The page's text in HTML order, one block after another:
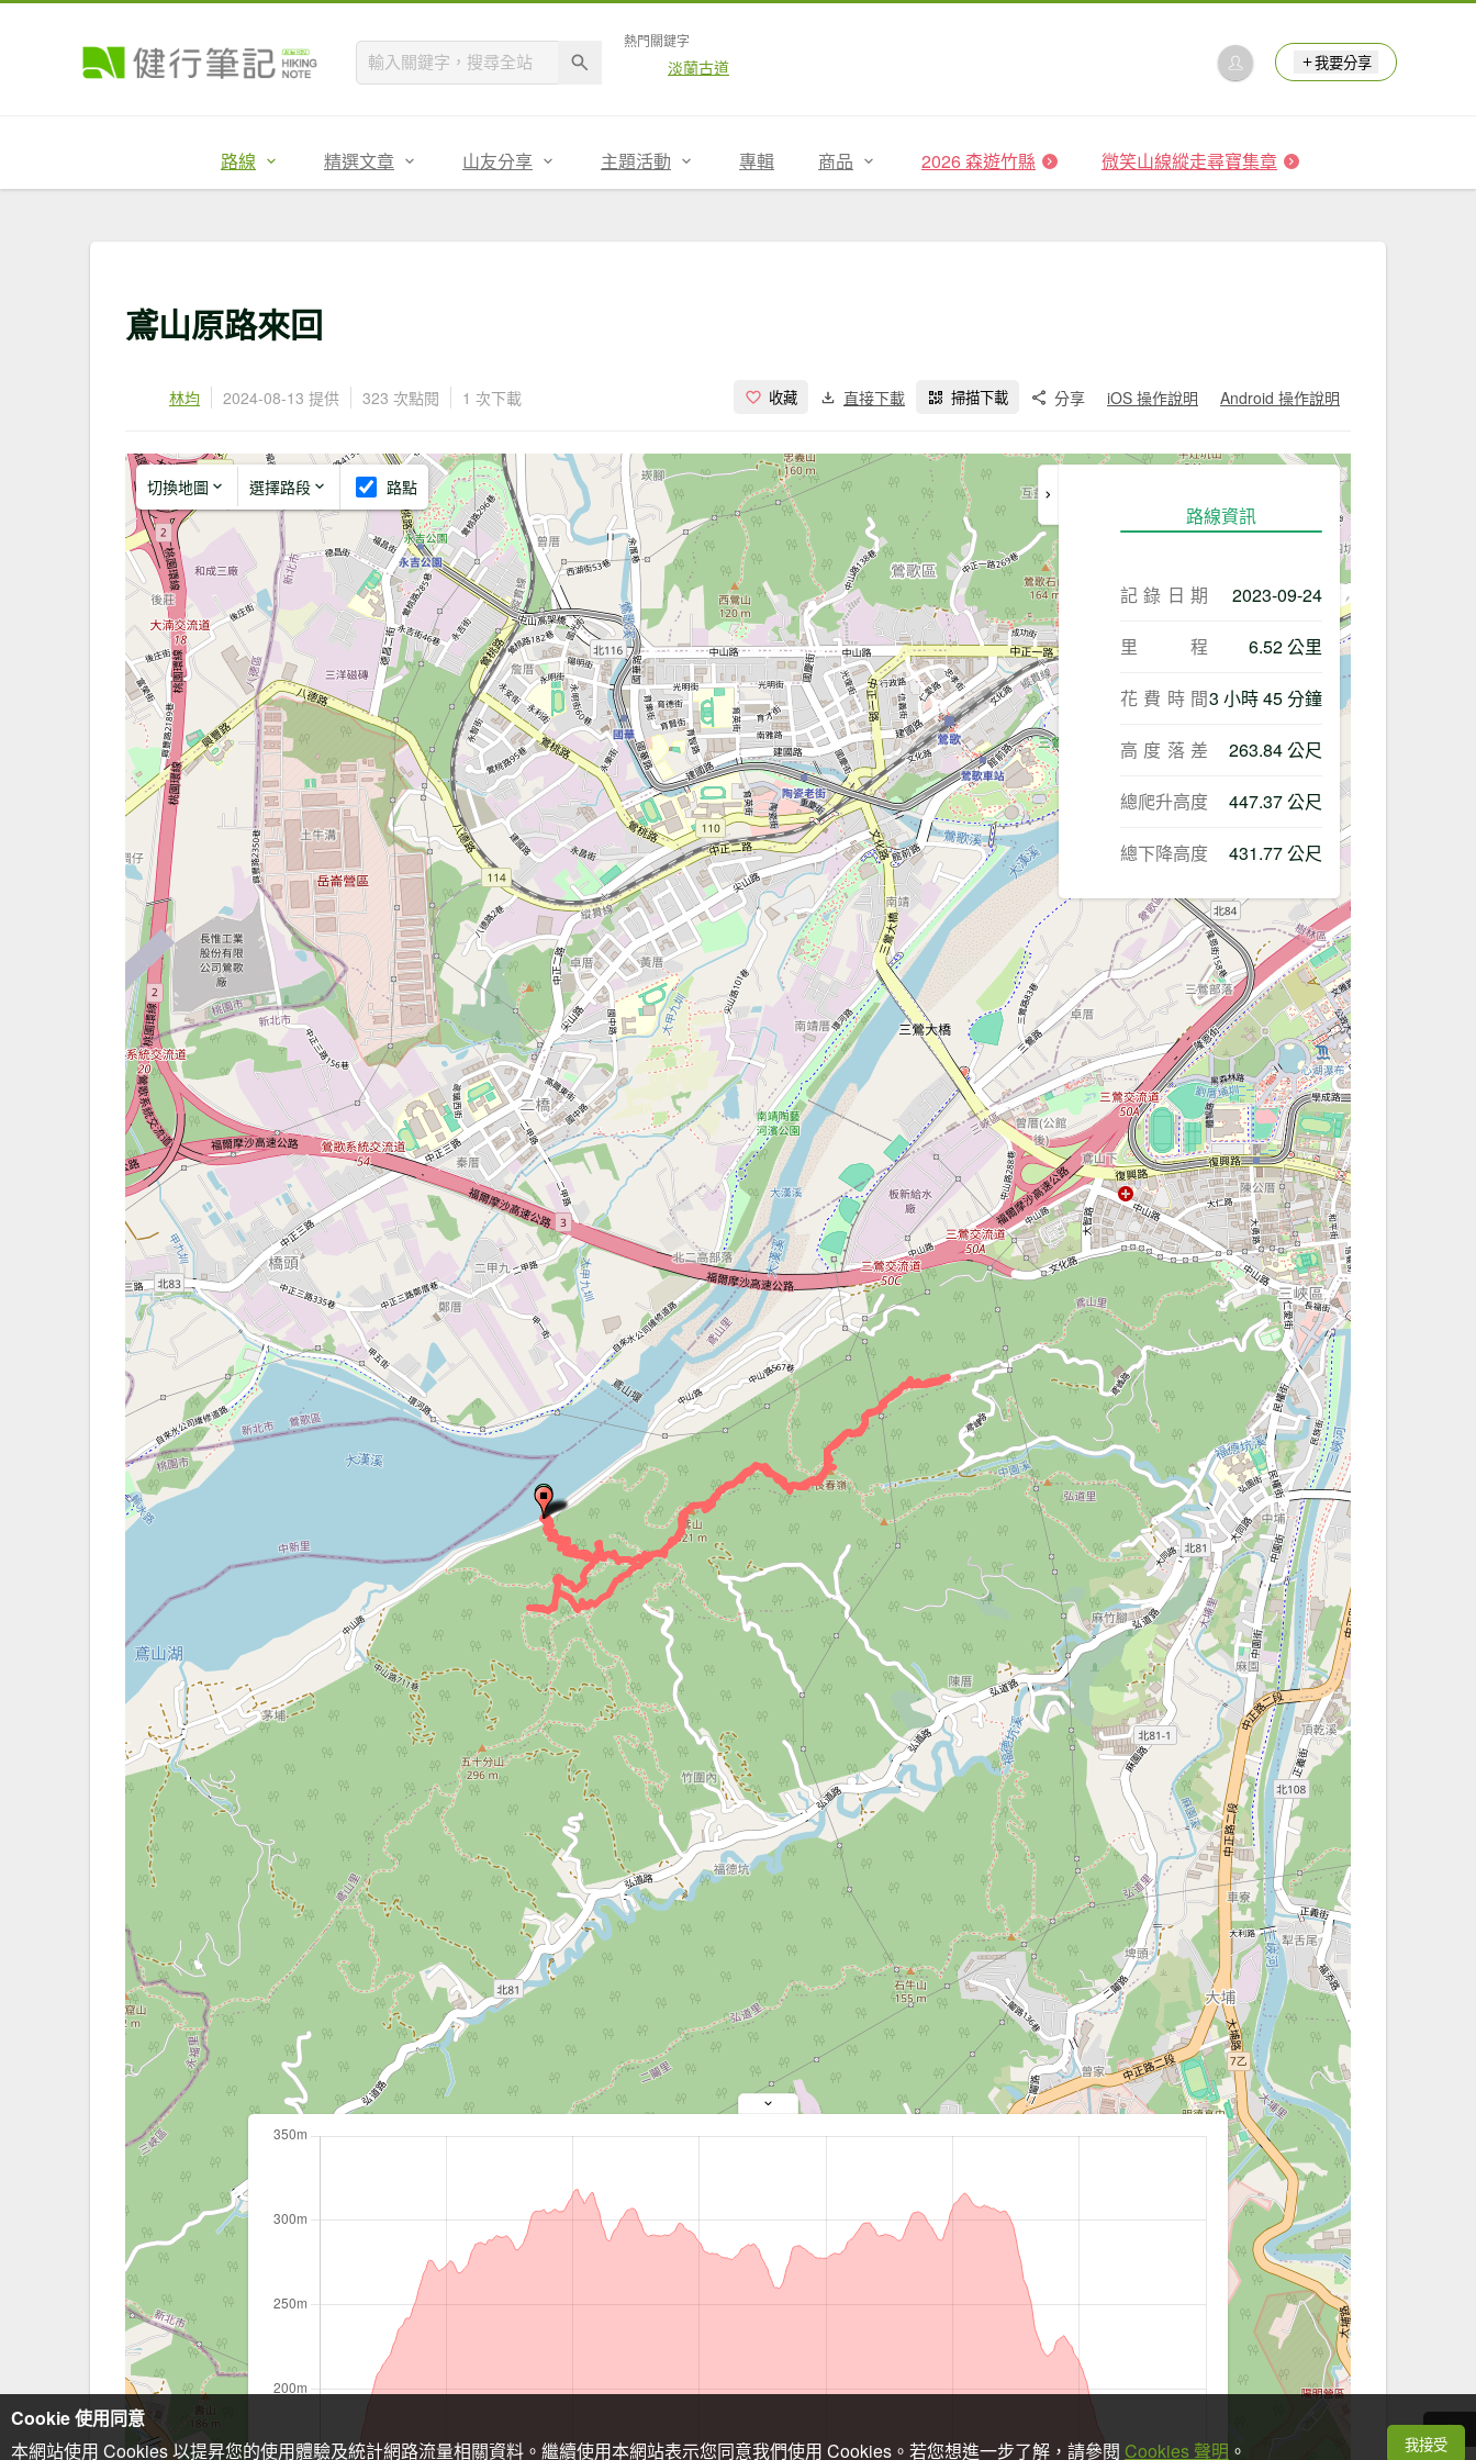
熱門關鍵字
淡蘭古道 我要分享
路線 精選文章 山友分享 主題活動 專輯 商品 2026 森遊竹縣 微笑山線縱走尋寶集章
鳶山原路來回
林均 2024-08-13 提供 323 次點閱 1 次下載 收藏 直接下載 掃描下載 分享 iOS 操作說明 Android 操作說明
切換地圖 選擇路段 路點
路線資訊
記錄日期 2023-09-24
里程 6.52 公里
花費時間3 小時 45 分鐘
高度落差 263.84 公尺
總爬升高度 447.37 公尺
總下降高度 431.77 公尺
Cookie 使用同意
本網站使用 Cookies 以提昇您的使用體驗及統計網路流量相關資料。繼續使用本網站表示您同意我們使用 Cookies。若您想進一步了解，請參閱 Cookies 聲明 。 我接受